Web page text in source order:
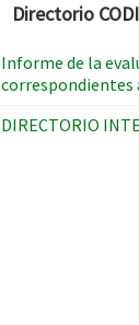
Directorio
Informe de la
correspondientes
DIRECTORIO